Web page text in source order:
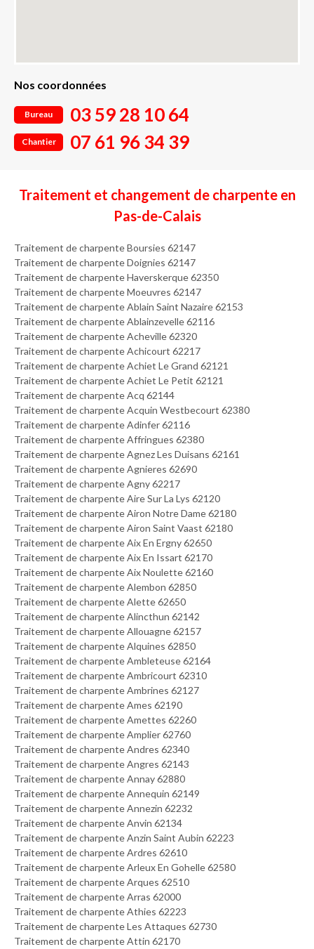
Nos coordonnées
Bureau 03 59 28 10 64
Chantier 07 61 96 34 39
Traitement et changement de charpente en
Pas-de-Calais
Traitement de charpente Boursies 62147
Traitement de charpente Doignies 62147
Traitement de charpente Haverskerque 62350
Traitement de charpente Moeuvres 62147
Traitement de charpente Ablain Saint Nazaire 62153
Traitement de charpente Ablainzevelle 62116
Traitement de charpente Acheville 62320
Traitement de charpente Achicourt 62217
Traitement de charpente Achiet Le Grand 62121
Traitement de charpente Achiet Le Petit 62121
Traitement de charpente Acq 62144
Traitement de charpente Acquin Westbecourt 62380
Traitement de charpente Adinfer 62116
Traitement de charpente Affringues 62380
Traitement de charpente Agnez Les Duisans 62161
Traitement de charpente Agnieres 62690
Traitement de charpente Agny 62217
Traitement de charpente Aire Sur La Lys 62120
Traitement de charpente Airon Notre Dame 62180
Traitement de charpente Airon Saint Vaast 62180
Traitement de charpente Aix En Ergny 62650
Traitement de charpente Aix En Issart 62170
Traitement de charpente Aix Noulette 62160
Traitement de charpente Alembon 62850
Traitement de charpente Alette 62650
Traitement de charpente Alincthun 62142
Traitement de charpente Allouagne 62157
Traitement de charpente Alquines 62850
Traitement de charpente Ambleteuse 62164
Traitement de charpente Ambricourt 62310
Traitement de charpente Ambrines 62127
Traitement de charpente Ames 62190
Traitement de charpente Amettes 62260
Traitement de charpente Amplier 62760
Traitement de charpente Andres 62340
Traitement de charpente Angres 62143
Traitement de charpente Annay 62880
Traitement de charpente Annequin 62149
Traitement de charpente Annezin 62232
Traitement de charpente Anvin 62134
Traitement de charpente Anzin Saint Aubin 62223
Traitement de charpente Ardres 62610
Traitement de charpente Arleux En Gohelle 62580
Traitement de charpente Arques 62510
Traitement de charpente Arras 62000
Traitement de charpente Athies 62223
Traitement de charpente Les Attaques 62730
Traitement de charpente Attin 62170